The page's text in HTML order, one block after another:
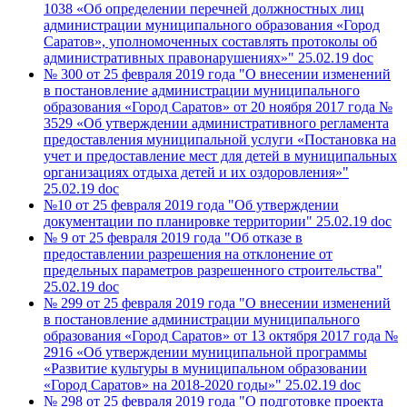
1038 «Об определении перечней должностных лиц
администрации муниципального образования «Город
Саратов», уполномоченных составлять протоколы об
административных правонарушениях»" 25.02.19 doc
№ 300 от 25 февраля 2019 года "О внесении изменений
в постановление администрации муниципального
образования «Город Саратов» от 20 ноября 2017 года №
3529 «Об утверждении административного регламента
предоставления муниципальной услуги «Постановка на
учет и предоставление мест для детей в муниципальных
организациях отдыха детей и их оздоровления»"
25.02.19 doc
№10 от 25 февраля 2019 года "Об утверждении
документации по планировке территории" 25.02.19 doc
№ 9 от 25 февраля 2019 года "Об отказе в
предоставлении разрешения на отклонение от
предельных параметров разрешенного строительства"
25.02.19 doc
№ 299 от 25 февраля 2019 года "О внесении изменений
в постановление администрации муниципального
образования «Город Саратов» от 13 октября 2017 года №
2916 «Об утверждении муниципальной программы
«Развитие культуры в муниципальном образовании
«Город Саратов» на 2018-2020 годы»" 25.02.19 doc
№ 298 от 25 февраля 2019 года "О подготовке проекта